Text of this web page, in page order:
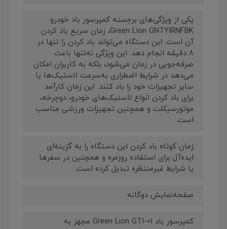
یکی از ویژگی‌های برجسته کمپرسور باد خودرو
Green Lion GNTYIRNFBK، زمان سریع باد کردن
آن است. این دستگاه می‌تواند باد کردن را تنها در
8 دقیقه انجام دهد. این ویژگی نه‌تنها باعث
صرفه‌جویی در زمان می‌شود، بلکه به کاربران امکان
می‌دهد در شرایط اضطراری به‌سرعت لاستیک‌ها یا
سایر تجهیزات خود را باد کنند. این زمان کارآمد
برای باد کردن انواع لاستیک‌های خودرو، دوچرخه،
موتورسیکلت و همچنین تجهیزات ورزشی مناسب
است.
زمان کوتاه باد کردن این دستگاه را به گزینه‌ای
ایده‌آل برای استفاده روزمره و همچنین در سفرها
یا شرایط غیرمنتظره تبدیل کرده است.
صفحه‌نمایش دوگانه
کمپرسور باد Green Lion GTI-01 مجهز به